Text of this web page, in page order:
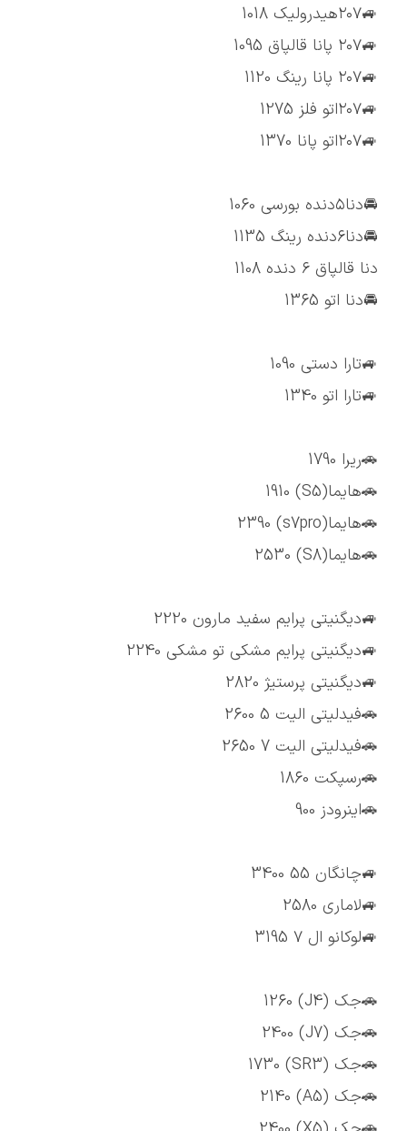
🚙۲۰۷هیدرولیک 1018
🚙۲۰۷ پانا قالپاق 1095
🚙۲۰۷ پانا رینگ 1120
🚙۲۰۷اتو فلز 1275
🚙۲۰۷اتو پانا 1370
🚘دنا۵دنده بورسی 1060
🚘دنا۶دنده رینگ 1135
دنا قالپاق ۶ دنده 1108
🚘دنا اتو 1365
🚙تارا دستی 1090
🚙تارا اتو 1340
🚗ریرا 1790
🚗هایما(S5) 1910
🚗هایما(s7pro) 2390
🚗هایما(S8) 2530
🚙دیگنیتی پرایم سفید مارون 2220
🚙دیگنیتی پرایم مشکی تو مشکی 2240
🚙دیگنیتی پرستیژ 2820
🚗فیدلیتی الیت 5 2600
🚗فیدلیتی الیت 7 2650
🚗رسپکت 1860
🚗اینرودز 900
🚙چانگان 55 3400
🚙لاماری 2580
🚙لوکانو ال ۷ 3195
🚗جک (J4) 1260
🚗جک (J7) 2400
🚗جک (SR3) 1730
🚗جک (A5) 2140